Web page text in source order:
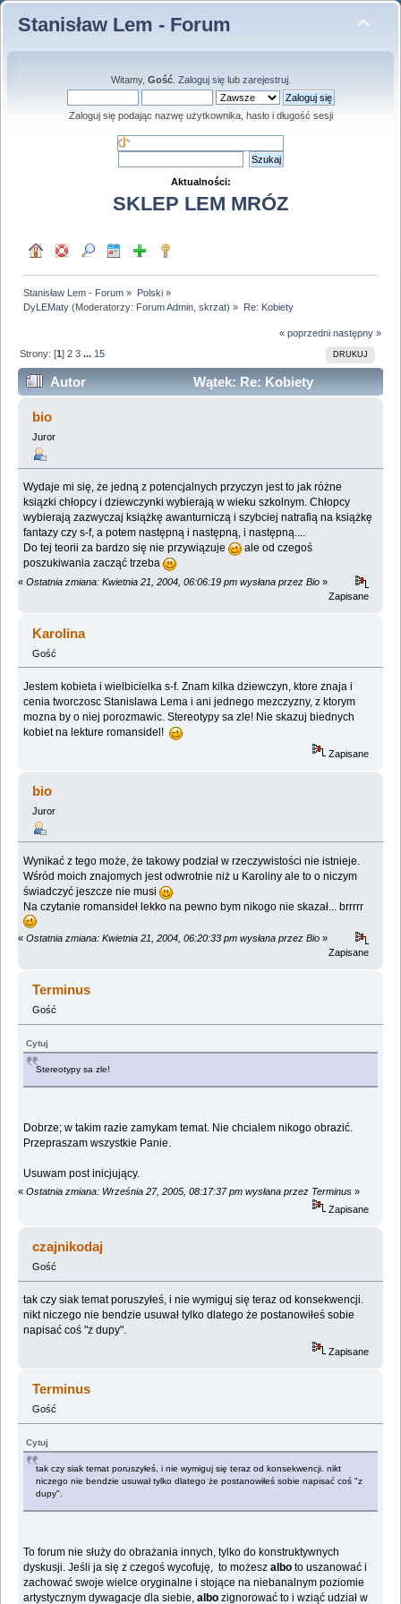
Stanisław Lem - Forum
Witamy, Gość. Zaloguj sięlub zarejestruj.
Zaloguj się podając nazwę użytkownika, hasło i długość sesji
Aktualności:
SKLEP LEM MRÓZ
Stanisław Lem - Forum » Polski»
DyLEMaty (Moderatorzy: Forum Admin ,skrzat) » Re: Kobiety
« poprzedni następny »
DRUKUJ
Strony: [1]2 3 ... 15
Autor
Wątek: Re: Kobiety
(Przeczytany 419844 razy)
bio
Juror
Wydaje mi się, że jedną z potencjalnych przyczyn jest to jak różne
ksiązki chłopcy i dziewczynki wybierają w wieku szkolnym. Chłopcy
wybierają zazwyczaj książkę awanturniczą i szybciej natrafią na książkę
fantazy czy s-f, a potem następną i następną, i następną....
Do tej teorii za bardzo się nie przywiązuje
ale od czegoś
poszukiwania zacząć trzeba
« Ostatnia zmiana: Kwietnia 21, 2004, 06:06:19 pm wysłana przez Bio »
Zapisane
Karolina
Gość
Jestem kobieta i wielbicielka s-f. Znam kilka dziewczyn, ktore znaja i
cenia tworczosc Stanislawa Lema i ani jednego mezczyzny, z ktorym
mozna by o niej porozmawic. Stereotypy sa zle! Nie skazuj biednych
kobiet na lekture romansidel!
Zapisane
bio
Juror
Wynikać z tego może, że takowy podział w rzeczywistości nie istnieje.
Wśród moich znajomych jest odwrotnie niż u Karoliny ale to o niczym
świadczyć jeszcze nie musi
Na czytanie romansideł lekko na pewno bym nikogo nie skazał... brrrrr
« Ostatnia zmiana: Kwietnia 21, 2004, 06:20:33 pm wysłana przez Bio »
Zapisane
Terminus
Gość
Cytuj
Stereotypy sa zle!
Dobrze; w takim razie zamykam temat. Nie chcialem nikogo obrazić.
Przepraszam wszystkie Panie.
Usuwam post inicjujący.
« Ostatnia zmiana: Września 27, 2005, 08:17:37 pm wysłana przez Terminus »
Zapisane
czajnikodaj
Gość
tak czy siak temat poruszyłeś, i nie wymiguj się teraz od konsekwencji.
nikt niczego nie bendzie usuwał tylko dlatego że postanowiłeś sobie
napisać coś "z dupy".
Zapisane
Terminus
Gość
Cytuj
tak czy siak temat poruszyłeś, i nie wymiguj się teraz od konsekwencji. nikt
niczego nie bendzie usuwał tylko dlatego że postanowiłeś sobie napisać coś "z
dupy".
To forum nie służy do obrażania innych, tylko do konstruktywnych
dyskusji. Jeśli ja się z czegoś wycofuję, to możeszalboto uszanować i
zachować swoje wielce oryginalne i stojące na niebanalnym poziomie
artystycznym dywagacje dla siebie,albozignorować to i wziąć udział w